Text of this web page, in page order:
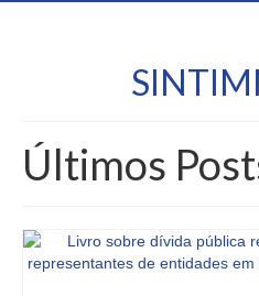
Últimos